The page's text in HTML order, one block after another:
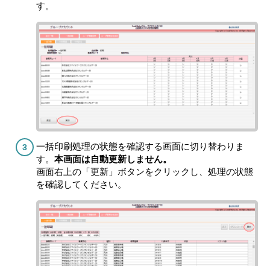
す。
一括印刷処理の状態を確認する画面に切り替わりま
す。 本画面は自動更新しません。
画面右上の「更新」ボタンをクリックし、処理の状態
を確認してください。